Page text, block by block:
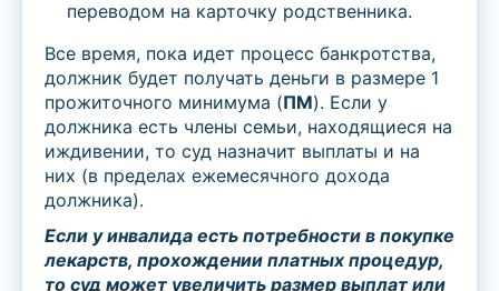
переводом на карточку родственника.
Все время, пока идет процесс банкротства,
должник будет получать деньги в размере 1
прожиточного минимума (ПМ). Если у
должника есть члены семьи, находящиеся на
иждивении, то суд назначит выплаты и на
них (в пределах ежемесячного дохода
должника).
Если у инвалида есть потребности в покупке
лекарств, прохождении платных процедур,
то суд может увеличить размер выплат или